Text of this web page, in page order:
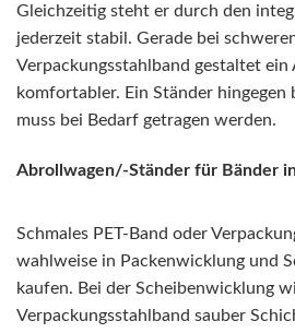
Gleichzeitig steht er durch den
jederzeit stabil. Gerade bei
Verpackungsstahlband gestaltet
komfortabler. Ein Ständer hingegen
muss bei Bedarf getragen werden.
Abrollwagen/-Ständer für Bänder
Schmales PET-Band oder
wahlweise in Packenwicklung und
kaufen. Bei der Scheibenwicklung
Verpackungsstahlband sauber